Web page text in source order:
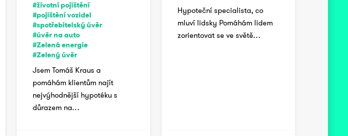
#životní pojištění
#pojištění vozidel
#spotřebitelský úvěr
#úvěr na auto
#Zelená energie
#Zelený úvěr
Jsem Tomáš Kraus a
pomáhám klientům najít
nejvýhodnější hypotéku s
důrazem na…
Hypoteční specialista, co
mluví lidsky Pomáhám lidem
zorientovat se ve světě…